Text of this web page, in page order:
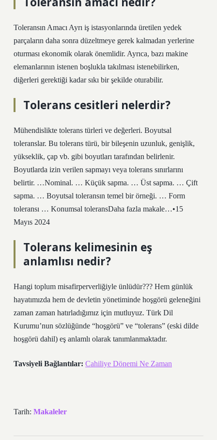
Toleransın Amacı Ayrı iş istasyonlarında üretilen yedek
parçaların daha sonra düzeltmeye gerek kalmadan yerlerine
oturması ekonomik olarak önemlidir. Ayrıca, bazı makine
elemanlarının istenen boşlukla takılması istenebilirken,
diğerleri gerektiği kadar sıkı bir şekilde oturabilir.
Tolerans cesitleri nelerdir?
Mühendislikte tolerans türleri ve değerleri. Boyutsal
toleranslar. Bu tolerans türü, bir bileşenin uzunluk, genişlik,
yükseklik, çap vb. gibi boyutları tarafından belirlenir.
Boyutlarda izin verilen sapmayı veya tolerans sınırlarını
belirtir. …Nominal. … Küçük sapma. … Üst sapma. … Çift
sapma. … Boyutsal toleransın temel bir örneği. … Form
toleransı … Konumsal toleransDaha fazla makale…•15
Mayıs 2024
Tolerans kelimesinin eş
anlamlısı nedir?
Hangi toplum misafirperverliğiyle ünlüdür??? Hem günlük
hayatımızda hem de devletin yönetiminde hoşgörü geleneğini
zaman zaman hatırladığımız için mutluyuz. Türk Dil
Kurumu’nun sözlüğünde “hoşgörü” ve “tolerans” (eski dilde
hoşgörü dahil) eş anlamlı olarak tanımlanmaktadır.
Tavsiyeli Bağlantılar: Cahiliye Dönemi Ne Zaman
Tarih: Makaleler